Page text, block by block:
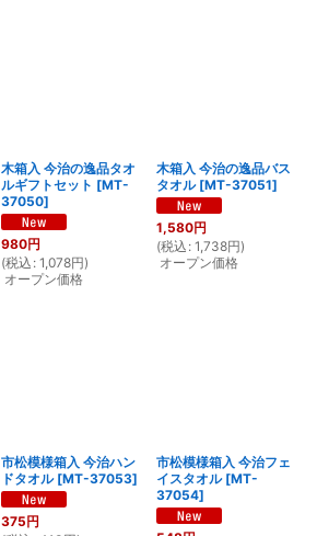
木箱入 今治の逸品タオ
ルギフトセット [MT-
37050]
980円
(税込 : 1,078円)
オープン価格
木箱入 今治の逸品バス
タオル [MT-37051]
1,580円
(税込 : 1,738円)
オープン価格
市松模様箱入 今治ハン
ドタオル [MT-37053]
375円
市松模様箱入 今治フェ
イスタオル [MT-
37054]